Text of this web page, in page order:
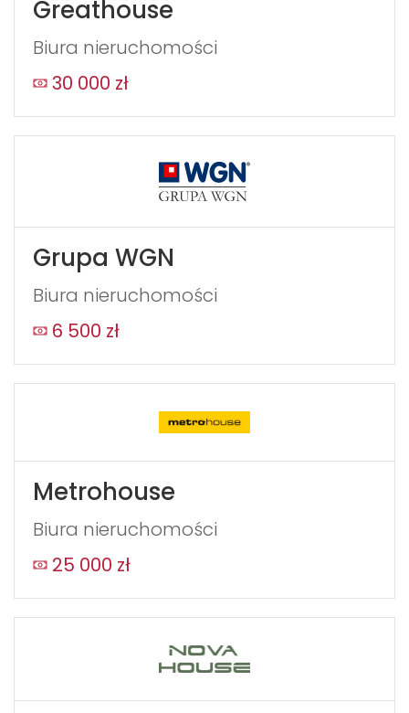
Greathouse
Biura nieruchomości
30 000 zł
Grupa WGN
Biura nieruchomości
6 500 zł
Metrohouse
Biura nieruchomości
25 000 zł